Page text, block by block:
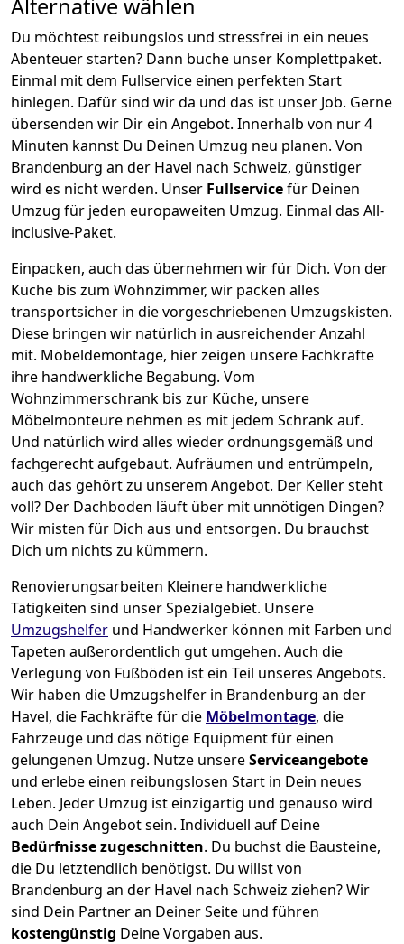
Alternative wählen
Du möchtest reibungslos und stressfrei in ein neues
Abenteuer starten? Dann buche unser Komplettpaket.
Einmal mit dem Fullservice einen perfekten Start
hinlegen. Dafür sind wir da und das ist unser Job. Gerne
übersenden wir Dir ein Angebot. Innerhalb von nur4
Minuten kannst Du Deinen Umzug neu planen. Von
Brandenburg an der Havel nach Schweiz, günstiger
wird es nicht werden. Unser Fullservicefür Deinen
Umzug für jeden europaweiten Umzug. Einmal das All-
inclusive-Paket.
Einpacken, auch das übernehmen wir für Dich. Von der
Küche bis zum Wohnzimmer, wir packen alles
transportsicher in die vorgeschriebenen Umzugskisten.
Diese bringen wir natürlich in ausreichender Anzahl
mit. Möbeldemontage, hier zeigen unsere Fachkräfte
ihre handwerkliche Begabung. Vom
Wohnzimmerschrank bis zur Küche, unsere
Möbelmonteure nehmen es mit jedem Schrank auf.
Und natürlich wird alles wieder ordnungsgemäß und
fachgerecht aufgebaut. Aufräumen und entrümpeln,
auch das gehört zu unserem Angebot. Der Keller steht
voll? Der Dachboden läuft über mit unnötigen Dingen?
Wir misten für Dich aus und entsorgen. Du brauchst
Dich um nichts zu kümmern.
Renovierungsarbeiten Kleinere handwerkliche
Tätigkeiten sind unser Spezialgebiet. Unsere
Umzugshelfer und Handwerker können mit Farben und
Tapeten außerordentlich gut umgehen. Auch die
Verlegung von Fußböden ist ein Teil unseres Angebots.
Wir haben die Umzugshelfer in Brandenburg an der
Havel, die Fachkräfte für die Möbelmontage, die
Fahrzeuge und das nötige Equipment für einen
gelungenen Umzug. Nutze unsereServiceangebote
und erlebe einen reibungslosen Start in Dein neues
Leben. Jeder Umzug ist einzigartig und genauso wird
auch Dein Angebot sein. Individuell auf Deine
Bedürfnisse zugeschnitten. Du buchst die Bausteine,
die Du letztendlich benötigst. Du willst von
Brandenburg an der Havel nach Schweiz ziehen? Wir
sind Dein Partner an Deiner Seite und führen
kostengünstig Deine Vorgaben aus.